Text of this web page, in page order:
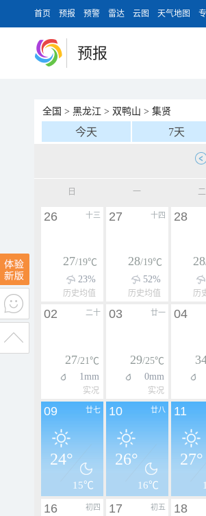
首页 预报 预警 雷达 云图 天气地图
预报
全国 > 黑龙江 > 双鸭山 > 集贤
今天 7天
日 一 二
十三
26
27/19℃
23%
历史均值
十四
27
28/19℃
52%
历史均值
28
28
历
二十
02
27/21℃
1mm
实况
廿一
03
29/25℃
0mm
实况
04
廿七
09
24°
15℃
廿八
10
26°
16℃
11
27°
初四
16 初五
17 18